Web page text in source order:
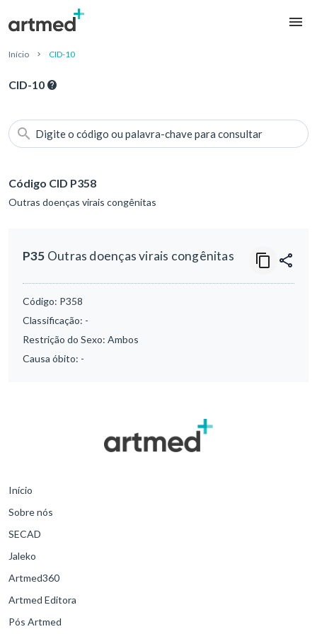
Início CID-10
CID-10
Digite o código ou palavra-chave para consultar
Código CID P358
Outras doenças virais congênitas
P35 Outras doenças virais congênitas
Código: P358
Classificação: -
Restrição do Sexo: Ambos
Causa óbito: -
Início
Sobre nós
SECAD
Jaleko
Artmed360
Artmed Editora
Pós Artmed